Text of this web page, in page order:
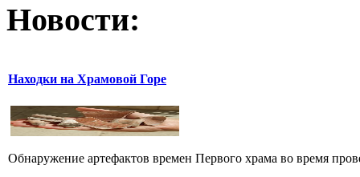
Новости:
Находки на Храмовой Горе
Обнаружение артефактов времен Первого храма во время